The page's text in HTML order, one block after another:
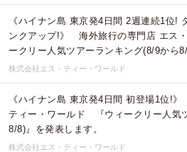
《ハイナン島 東京発4日間 2週連続1位!
ンクアップ!》 海外旅行の専門店 エス
ークリー人気ツアーランキング(8/9から
株式会社エス・ティー・ワールド
《ハイナン島 東京発4日間 初登場1位!
ティー・ワールド 『ウィークリー人気
8/8)』を発表します。
株式会社エス・ティー・ワールド